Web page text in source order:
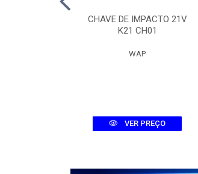
CHAVE DE IMPACTO 21V
K21 CH01
WAP
VER PREÇO